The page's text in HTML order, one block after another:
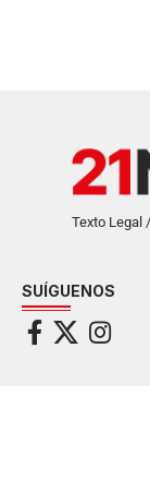
Texto Legal
SUÍGUENOS